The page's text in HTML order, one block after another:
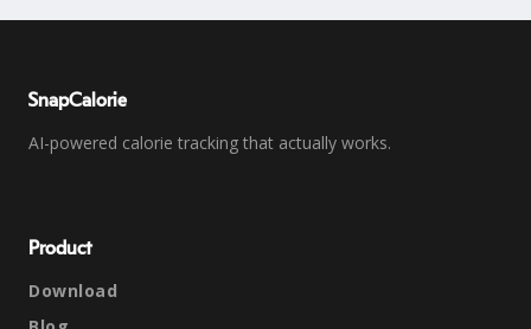
SnapCalorie
AI-powered calorie tracking that actually works.
Product
Download